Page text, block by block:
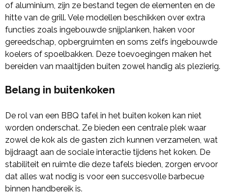
of aluminium, zijn ze bestand tegen de elementen en de
hitte van de grill. Vele modellen beschikken over extra
functies zoals ingebouwde snijplanken, haken voor
gereedschap, opbergruimten en soms zelfs ingebouwde
koelers of spoelbakken. Deze toevoegingen maken het
bereiden van maaltijden buiten zowel handig als plezierig.
Belang in buitenkoken
De rol van een BBQ tafel in het buiten koken kan niet
worden onderschat. Ze bieden een centrale plek waar
zowel de kok als de gasten zich kunnen verzamelen, wat
bijdraagt aan de sociale interactie tijdens het koken. De
stabiliteit en ruimte die deze tafels bieden, zorgen ervoor
dat alles wat nodig is voor een succesvolle barbecue
binnen handbereik is.